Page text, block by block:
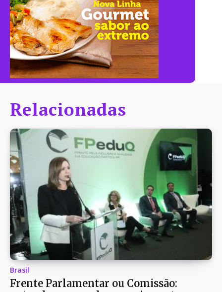
Relacionadas
Brasil
Frente Parlamentar ou Comissão: